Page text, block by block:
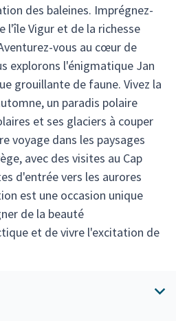
des baleines. Imprégnez-
l'île Vigur et de la richesse
vous au cœur de
explorons l'énigmatique Jan
grouillante de faune. Vivez la
un paradis polaire
et ses glaciers à couper
voyage dans les paysages
avec des visites au Cap
d'entrée vers les aurores
est une occasion unique
de la beauté
et de vivre l'excitation de